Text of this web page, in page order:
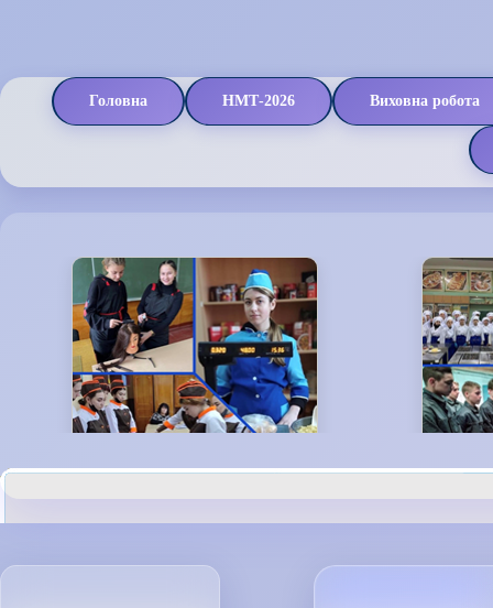
Головна НМТ-2026 Виховна робота